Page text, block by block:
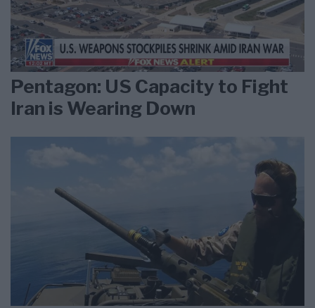
Pentagon: US Capacity to Fight
Iran is Wearing Down